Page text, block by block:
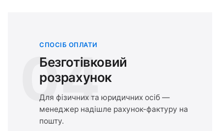
04
СПОСІБ ОПЛАТИ
Безготівковий
розрахунок
Для фізичних та юридичних осіб —
менеджер надішле рахунок-фактуру на
пошту.